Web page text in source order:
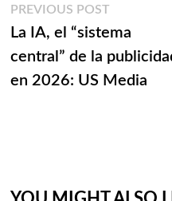
Navegación
de
entradas
PREVIOUS POSTPrevious
post:
La IA, el “sistema
central” de la
en 2026: US Media